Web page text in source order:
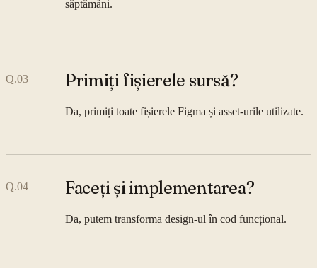
săptămâni.
Q.03 Primiți fișierele sursă?
Da, primiți toate fișierele Figma și asset-urile utilizate.
Q.04 Faceți și implementarea?
Da, putem transforma design-ul în cod funcțional.